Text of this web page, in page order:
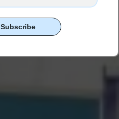
Subscribe